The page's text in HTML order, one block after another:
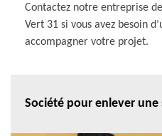
Contactez notre entreprise
Vert 31 si vous avez besoin
accompagner votre projet.
Société pour enlever une